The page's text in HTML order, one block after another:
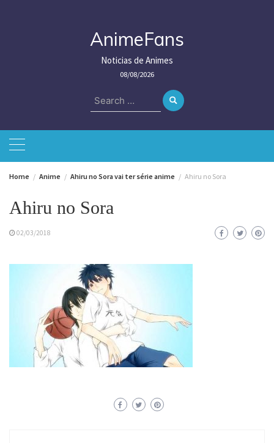
AnimeFans
Noticias de Animes
08/08/2026
Search
for:
Home Anime Ahiru no Sora vai ter série anime Ahiru no Sora
Ahiru no Sora
02/03/2018